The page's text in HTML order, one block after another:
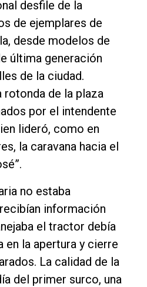
desfile de la
de ejemplares de
desde modelos de
última generación
de la ciudad.
rotonda de la plaza
por el intendente
lideró, como en
la caravana hacia el
no estaba
información
el tractor debía
en la apertura y cierre
La calidad de la
del primer surco, una